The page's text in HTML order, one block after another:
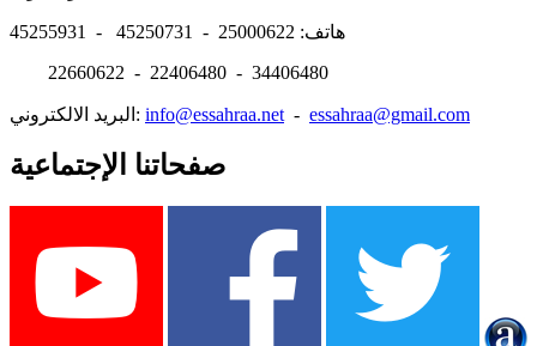
هاتف: 25000622 - 45250731 - 45255931
22660622 - 22406480 - 34406480
البريد الالكتروني: info@essahraa.net - essahraa@gmail.com
صفحاتنا الإجتماعية